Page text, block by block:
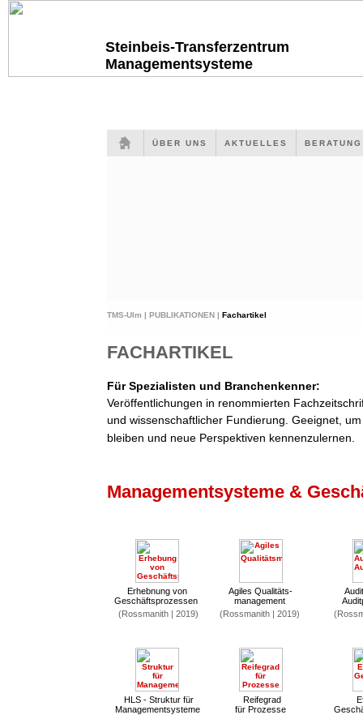
Steinbeis-Transferzentrum
Managementsysteme
ÜBER UNS AKTUELLES
TMS-Ulm | PUBLIKATIONEN | Fachartikel
FACHARTIKEL
Für Spezialisten und Branchenkenner:
Veröffentlichungen in renommierten
und wissenschaftlicher Fundierung. Geeignet,
bleiben und neue Perspektiven kennenzulernen.
Managementsysteme &
Erhebnung von
Geschäftsprozessen
Agiles Qualitäts-
management
(Rossmanith | 2019)
(Rossmanith | 2019)
HLS - Struktur für
Managementsysteme
Reifegrad
für Prozesse